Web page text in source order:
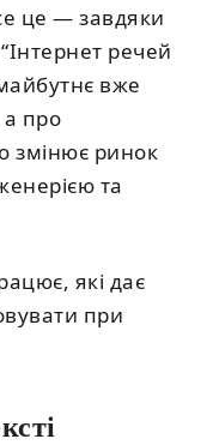
це — завдяки
речей
вже
про
змінює ринок
та
які дає
при